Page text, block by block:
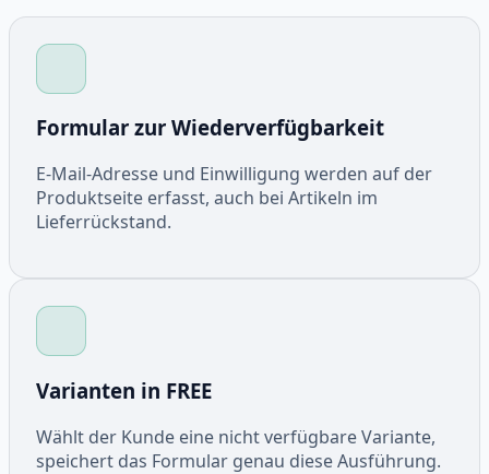
Formular zur Wiederverfügbarkeit
E-Mail-Adresse und Einwilligung werden auf der
Produktseite erfasst, auch bei Artikeln im
Lieferrückstand.
Varianten in FREE
Wählt der Kunde eine nicht verfügbare Variante,
speichert das Formular genau diese Ausführung.